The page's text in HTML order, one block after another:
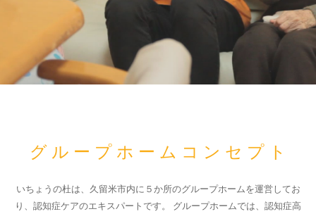
グループホームコンセプト
いちょうの杜は、久留米市内に５か所のグループホームを運営してお
り、認知症ケアのエキスパートです。
グループホームでは、認知症高